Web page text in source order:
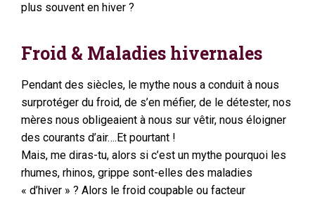
plus souvent en hiver ?
Froid & Maladies hivernales
Pendant des siècles, le mythe nous a conduit à nous
surprotéger du froid, de s’en méfier, de le détester, nos
mères nous obligeaient à nous sur vêtir, nous éloigner
des courants d’air….Et pourtant !
Mais, me diras-tu, alors si c’est un mythe pourquoi les
rhumes, rhinos, grippe sont-elles des maladies
« d’hiver » ? Alors le froid coupable ou facteur